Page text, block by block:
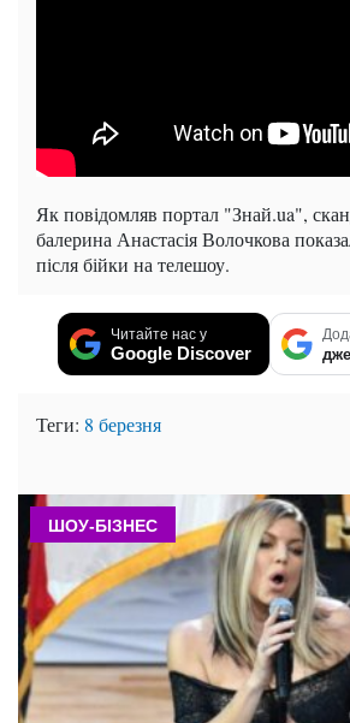
Як повідомляв портал "Знай.ua",
балерина Анастасія Волочкова
після бійки на телешоу.
Читайте нас у
Google Discover
Теги: 8 березня
ШОУ-БІЗНЕС